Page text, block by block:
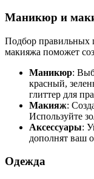
Маникюр и
Подбор правильных
макияжа поможет
Маникюр:
красный,
глиттер для
Макияж:
Используйте
Аксессуары:
дополнят ваш
Одежда